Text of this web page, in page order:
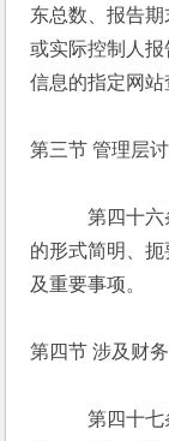
东总数、报告
或实际控制人
信息的指定网站
第三节 管理层
第四十六条
的形式简明、
及重要事项。
第四节 涉及财
第四十七条